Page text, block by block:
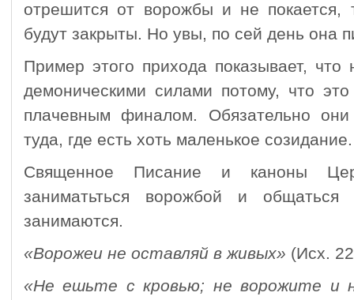
отрешится от ворожбы и не
будут закрыты. Но увы, по сей день она
Пример этого прихода показывает, что
демоническими силами потому, что
плачевным финалом. Обязательно
туда, где есть хоть маленькое созидание.
Священное Писание и каноны
заниматьться ворожбой и
занимаются.
«Ворожеи не оставляй в живых» (Исх.
«Не ешьте с кровью; не ворожите и